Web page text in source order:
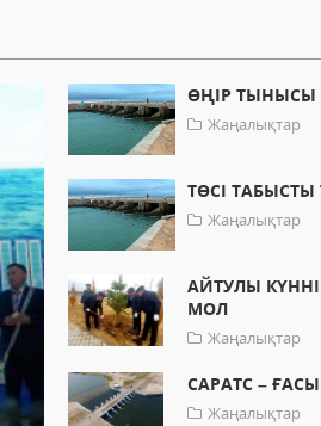
ӨҢІР
Жаңалықтар
ТӨСІ ТАБЫСТЫ
Жаңалықтар
АЙТУЛЫ
МОЛ
Жаңалықтар
САРАТС –
Жаңалықтар